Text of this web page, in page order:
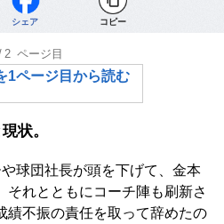
シェア コピー
2 ページ目
1ページ目から読む
状。
球団社長が頭を下げて、金本
それとともにコーチ陣も刷新さ
績不振の責任を取って辞めたの